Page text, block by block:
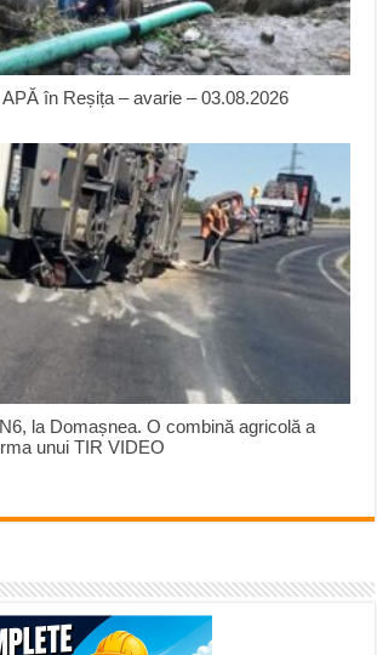
în Reșița – avarie – 03.08.2026
la Domașnea. O combină agricolă a
unui TIR VIDEO